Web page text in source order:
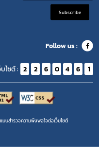
Subscribe
Follow us :
ไซต์ : 2 2 6 0 4 6 1
แบบสำรวจความพีงพอใจต่อเว็บไซต์